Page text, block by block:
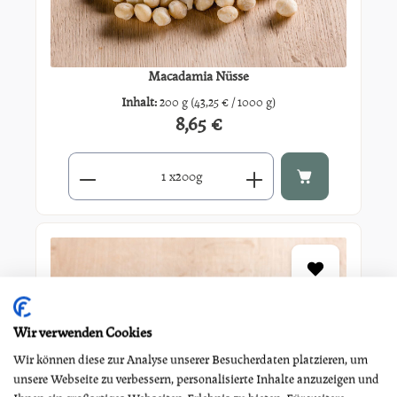
Wir verwenden Cookies
Wir können diese zur Analyse unserer Besucherdaten platzieren, um
unsere Webseite zu verbessern, personalisierte Inhalte anzuzeigen und
Macadamia Nüsse
Inhalt:200 g (43,25 € / 1000 g)
Regulärer Preis:
8,65 €
Produkt Anzahl: Gib den gewünschten Wert ein oder benutze
x200g